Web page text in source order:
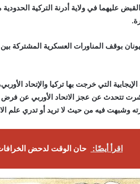
عليهما في ولاية أدرنة التركية الحدودية
بوقف المناورات العسكرية المشتركة بين
التي خرجت بها تركيا والإتحاد
تتحدث عن عجز الاتحاد الأوربي عن فرض
وشبهت فيه من حيث لا تريد أو تدري علم
اقرأ أيضًا: حان الوقت لدحض